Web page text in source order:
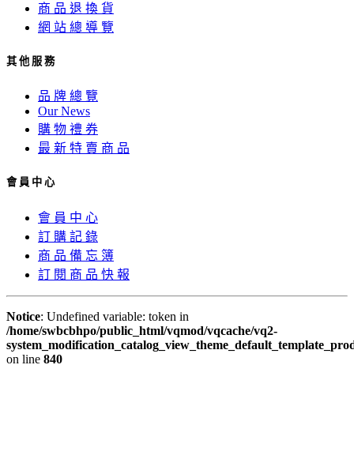
商 品 退 換 貨
網 站 總 導 覽
其 他 服 務
品 牌 總 覽
Our News
購 物 禮 券
最 新 特 賣 商 品
會 員 中 心
會 員 中 心
訂 購 記 錄
商 品 備 忘 簿
訂 閱 商 品 快 報
Notice: Undefined variable: token in
/home/swbcbhpo/public_html/vqmod/vqcache/vq2-
on line 840